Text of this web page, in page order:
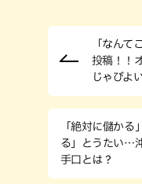
「なんて
投稿！！
じゃびよい
「絶対に儲かる
る」とうたい…
手口とは？